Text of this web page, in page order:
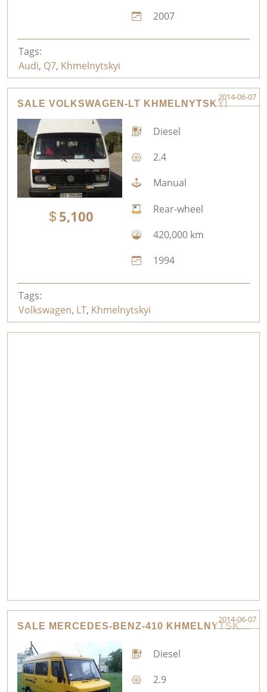
2007
Tags:
Audi, Q7, Khmelnytskyi
SALE VOLKSWAGEN-LT KHMELNYTSKYI
2014-06-07
5,100
Diesel
2.4
Manual
Rear-wheel
420,000 km
1994
Tags:
Volkswagen, LT, Khmelnytskyi
SALE MERCEDES-BENZ-410 KHMELNYTSKYI
2014-06-07
Diesel
2.9